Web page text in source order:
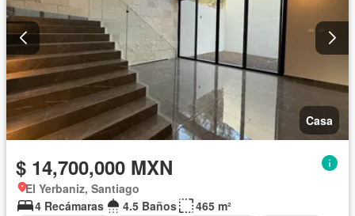
Casa
$ 14,700,000 MXN
El Yerbaniz, Santiago
4 Recámaras
4.5 Baños
465 m²